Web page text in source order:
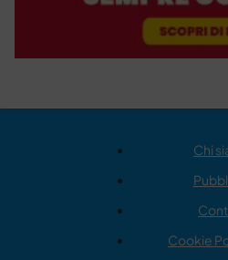
Chi
Cookie